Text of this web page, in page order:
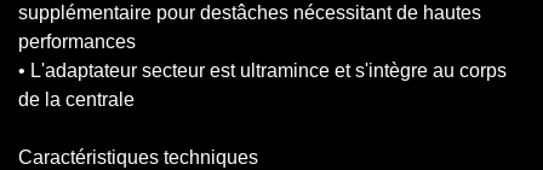
supplémentaire pour destâches nécessitant de hautes
performances
• L'adaptateur secteur est ultramince et s'intègre au corps
de la centrale
Caractéristiques techniques